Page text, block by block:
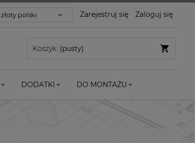
Zarejestruj się Zaloguj się
Koszyk: (pusty)
DODATKI DO MONTAŻU